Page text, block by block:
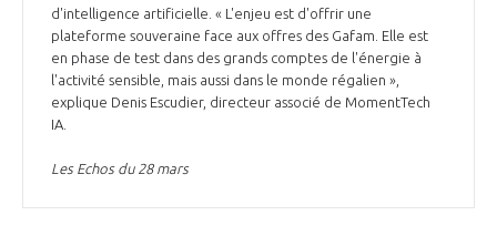
d'intelligence artificielle. « L'enjeu est d'offrir une
plateforme souveraine face aux offres des Gafam. Elle est
en phase de test dans des grands comptes de l'énergie à
l'activité sensible, mais aussi dans le monde régalien »,
explique Denis Escudier, directeur associé de MomentTech
IA.
Les Echos du 28 mars